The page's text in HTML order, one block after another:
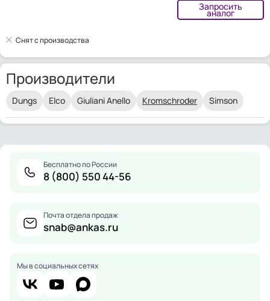
Запросить
аналог
Снят с производства
Производители
Dungs Elco Giuliani Anello Kromschroder Simson
Бесплатно по России
8 (800) 550 44-56
Почта отдела продаж
snab@ankas.ru
Мы в социальных сетях